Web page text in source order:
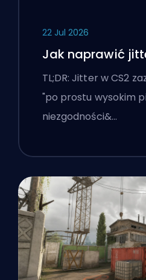
22 Jul 2026
Jak naprawić
TL;DR: Jitter w CS2
"po prostu wysokim
niezgodności&…